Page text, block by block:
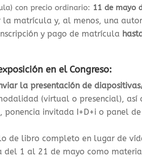
con precio ordinario: 11 de mayo
la matrícula y, al menos, una
y pago de matrícula
en el Congreso:
la presentación de
(virtual o presencial),
invitada I+D+i o panel
de libro completo en lugar de
del 1 al 21 de mayo como